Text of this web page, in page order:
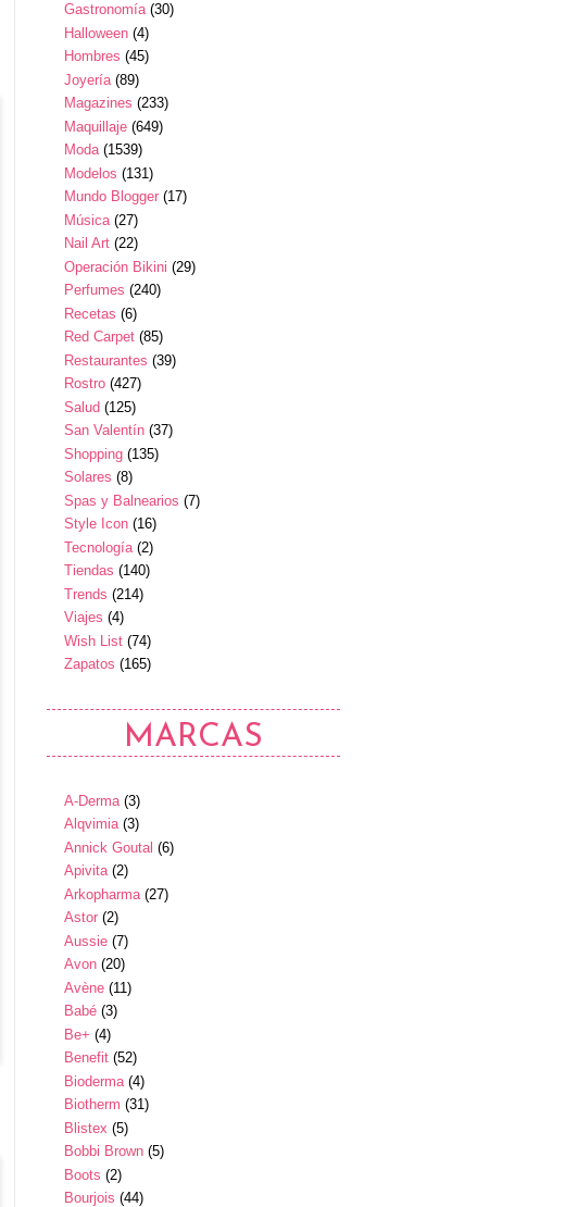
Gastronomía (30)
Halloween (4)
Hombres (45)
Joyería (89)
Magazines (233)
Maquillaje (649)
Moda (1539)
Modelos (131)
Mundo Blogger (17)
Música (27)
Nail Art (22)
Operación Bikini (29)
Perfumes (240)
Recetas (6)
Red Carpet (85)
Restaurantes (39)
Rostro (427)
Salud (125)
San Valentín (37)
Shopping (135)
Solares (8)
Spas y Balnearios (7)
Style Icon (16)
Tecnología (2)
Tiendas (140)
Trends (214)
Viajes (4)
Wish List (74)
Zapatos (165)
MARCAS
A-Derma (3)
Alqvimia (3)
Annick Goutal (6)
Apivita (2)
Arkopharma (27)
Astor (2)
Aussie (7)
Avon (20)
Avène (11)
Babé (3)
Be+ (4)
Benefit (52)
Bioderma (4)
Biotherm (31)
Blistex (5)
Bobbi Brown (5)
Boots (2)
Bourjois (44)